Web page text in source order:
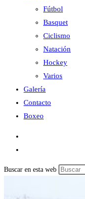
Fútbol
Basquet
Ciclismo
Natación
Hockey
Varios
Galería
Contacto
Boxeo
Buscar en esta web